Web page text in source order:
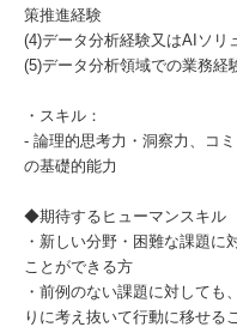
策推進経験
(4)データ分析経験又はAIソリ
(5)データ分析領域での業務経
・スキル：
- 論理的思考力・洞察力、コ
の基礎的能力
◆期待するヒューマンスキル
・新しい分野・困難な課題に
ことができる方
・前例のない課題に対しても
りに考え抜いて行動に移せる